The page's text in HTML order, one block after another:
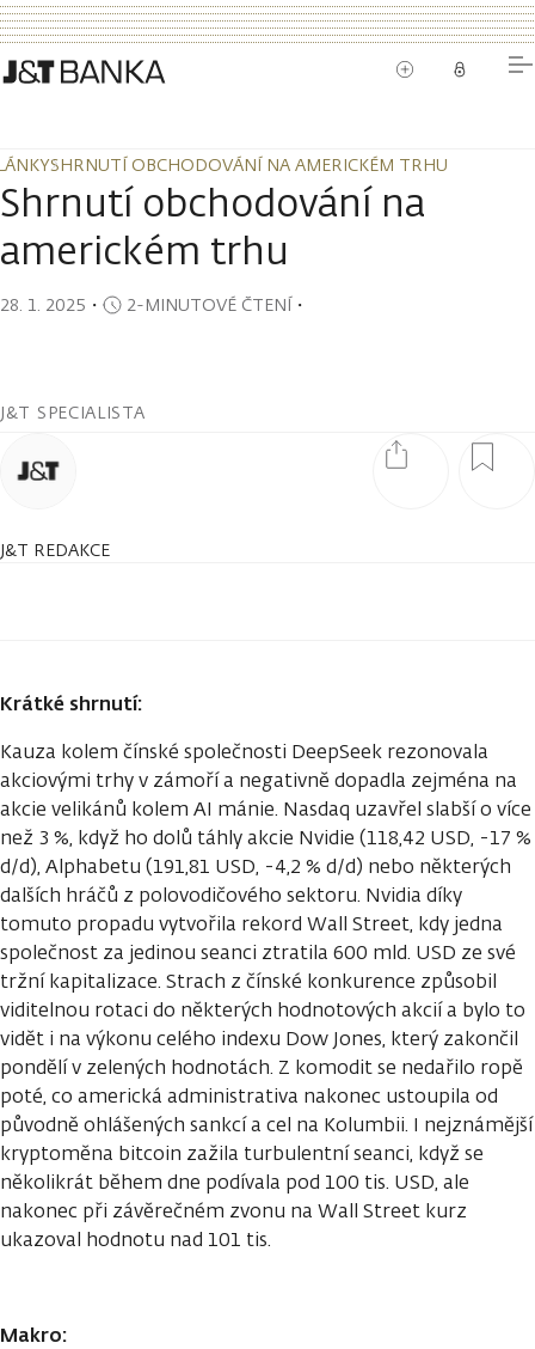
SHRNUTÍ OBCHODOVÁNÍ NA AMERICKÉM TRHU
SHRNUTÍ OBCHODOVÁNÍ NA AMERICKÉM TRHU
Shrnutí obchodování na
americkém trhu
28. 1. 2025 ・ 2-MINUTOVÉ ČTENÍ・
J&T SPECIALISTA
J&T REDAKCE
Krátké shrnutí:
Kauza kolem čínské společnosti DeepSeek rezonovala
akciovými trhy v zámoří a negativně dopadla zejména na
akcie velikánů kolem AI mánie. Nasdaq uzavřel slabší o více
než 3 %, když ho dolů táhly akcie Nvidie (118,42 USD, -17 %
d/d), Alphabetu (191,81 USD, -4,2 % d/d) nebo některých
dalších hráčů z polovodičového sektoru. Nvidia díky
tomuto propadu vytvořila rekord Wall Street, kdy jedna
společnost za jedinou seanci ztratila 600 mld. USD ze své
tržní kapitalizace. Strach z čínské konkurence způsobil
viditelnou rotaci do některých hodnotových akcií a bylo to
vidět i na výkonu celého indexu Dow Jones, který zakončil
pondělí v zelených hodnotách. Z komodit se nedařilo ropě
poté, co americká administrativa nakonec ustoupila od
původně ohlášených sankcí a cel na Kolumbii. I nejznámější
kryptoměna bitcoin zažila turbulentní seanci, když se
několikrát během dne podívala pod 100 tis. USD, ale
nakonec při závěrečném zvonu na Wall Street kurz
ukazoval hodnotu nad 101 tis.
Makro: